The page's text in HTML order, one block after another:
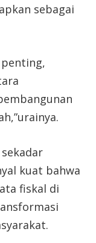
sebagai
kuat bahwa
fiskal di